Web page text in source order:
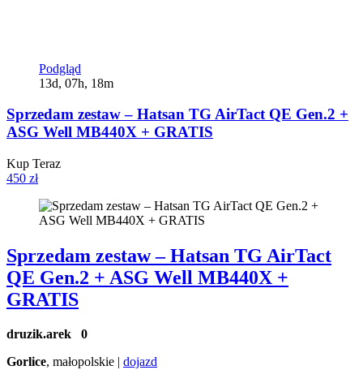
Podgląd
13d, 07h, 18m
Sprzedam zestaw – Hatsan TG AirTact QE Gen.2 +
ASG Well MB440X + GRATIS
Kup Teraz
450 zł
Sprzedam zestaw – Hatsan TG AirTact
QE Gen.2 + ASG Well MB440X +
GRATIS
druzik.arek 0
Gorlice, małopolskie | dojazd